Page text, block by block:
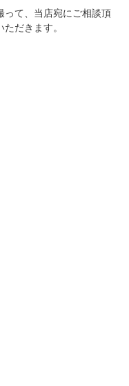
て、当店宛にご相談頂
だきます。